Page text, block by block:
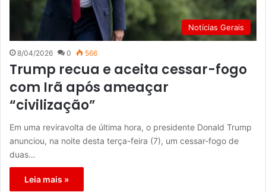
Notícias Gerais
8/04/2026 0 566
Trump recua e aceita cessar-fogo
com Irã após ameaçar
“civilização”
Em uma reviravolta de última hora, o presidente Donald Trump
anunciou, na noite desta terça-feira (7), um cessar-fogo de
duas…
Leia mais »